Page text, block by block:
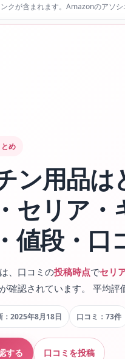
クが含まれます。Amazonのアソ
め
ン用品は
セリア・
値段・口
、口コミの投稿時点でセリ
確認されています。 平均評
：2025年8月18日 口コミ：73件
する 口コミを投稿